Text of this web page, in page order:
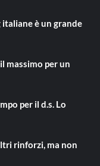
italiane è un grande
massimo per un
per il d.s. Lo
rinforzi, ma non